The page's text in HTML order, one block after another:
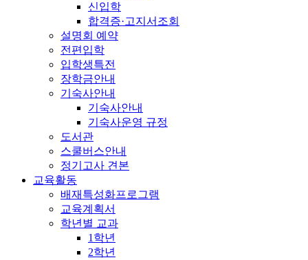
신입학
합격증·고지서조회
설명회 예약
전편입학
입학생특전
장학금안내
기숙사안내
기숙사안내
기숙사운영 규정
도서관
스쿨버스안내
정기고사 견본
교육활동
배재특성화프로그램
교육계획서
학년별 교과
1학년
2학년